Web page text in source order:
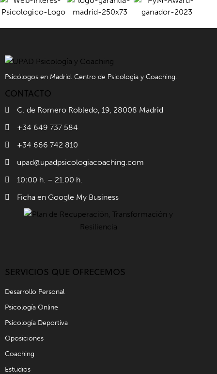
Psicólogos en Madrid. Centro de Psicología y Coaching.
CONTACTO
C. de Romero Robledo, 19, 28008 Madrid
+34 649 737 584
+34 666 742 810
upad@upadpsicologiacoaching.com
10:00 h. – 21.00 h.
Ficha en Google My Business
SERVICIOS QUE OFRECEMOS
Desarrollo Personal
Psicología Online
Psicología Deportiva
Oposiciones
Coaching
Estudios